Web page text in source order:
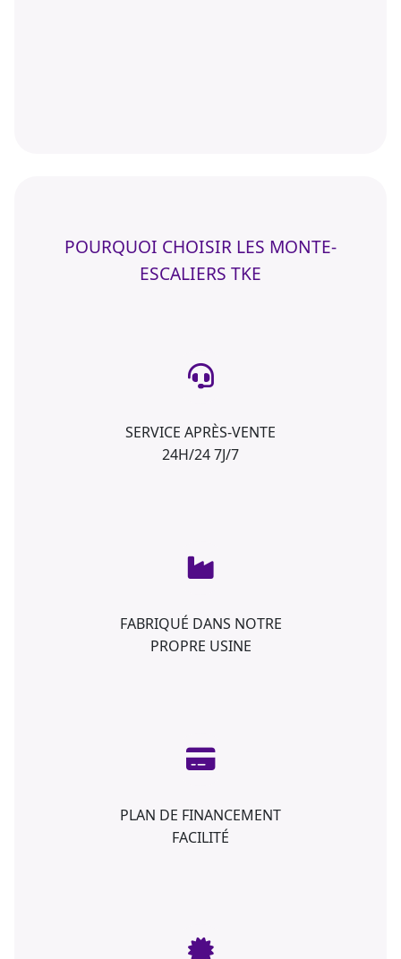
POURQUOI CHOISIR LES MONTE-
ESCALIERS TKE
SERVICE APRÈS-VENTE
24H/24 7J/7
FABRIQUÉ DANS NOTRE
PROPRE USINE
PLAN DE FINANCEMENT
FACILITÉ